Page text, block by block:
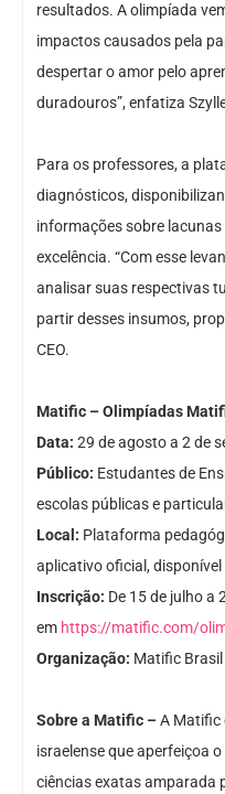
resultados. A olimpíada
impactos causados pela
despertar o amor pelo
duradouros”, enfatiza
Para os professores, a
diagnósticos,
informações sobre
excelência. “Com esse
analisar suas respectivas
partir desses insumos,
CEO.
Matific – Olimpíadas
Data: 29 de agosto a 2 de
Público: Estudantes de
escolas públicas e
Local: Plataforma
aplicativo oficial,
Inscrição: De 15 de julho a
em https://matific.com/
Organização: Matific Brasil
Sobre a Matific –A Matific
israelense que aperfeiçoa
ciências exatas amparada